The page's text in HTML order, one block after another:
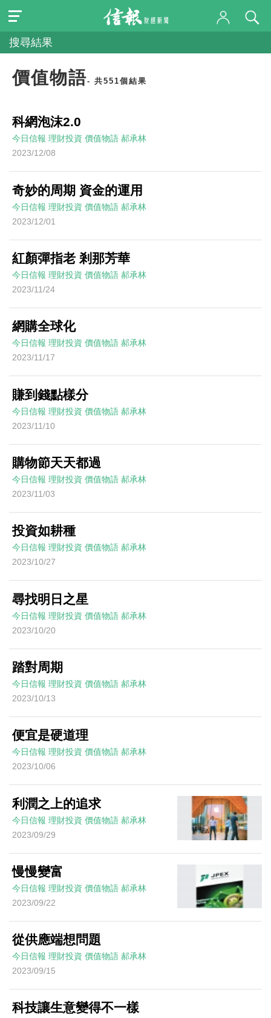
搜尋結果
價值物語- 共551個結果
科網泡沫2.0
今日信報 理財投資 價值物語 郝承林
2023/12/08
奇妙的周期 資金的運用
今日信報 理財投資 價值物語 郝承林
2023/12/01
紅顏彈指老 剎那芳華
今日信報 理財投資 價值物語 郝承林
2023/11/24
網購全球化
今日信報 理財投資 價值物語 郝承林
2023/11/17
賺到錢點樣分
今日信報 理財投資 價值物語 郝承林
2023/11/10
購物節天天都過
今日信報 理財投資 價值物語 郝承林
2023/11/03
投資如耕種
今日信報 理財投資 價值物語 郝承林
2023/10/27
尋找明日之星
今日信報 理財投資 價值物語 郝承林
2023/10/20
踏對周期
今日信報 理財投資 價值物語 郝承林
2023/10/13
便宜是硬道理
今日信報 理財投資 價值物語 郝承林
2023/10/06
利潤之上的追求
今日信報 理財投資 價值物語 郝承林
2023/09/29
慢慢變富
今日信報 理財投資 價值物語 郝承林
2023/09/22
從供應端想問題
今日信報 理財投資 價值物語 郝承林
2023/09/15
科技讓生意變得不一樣